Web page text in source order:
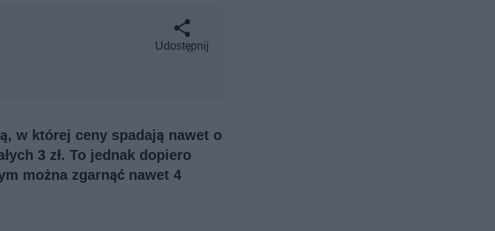
Udostępnij
w której ceny spadają nawet o
3 zł. To jednak dopiero
można zgarnąć nawet 4